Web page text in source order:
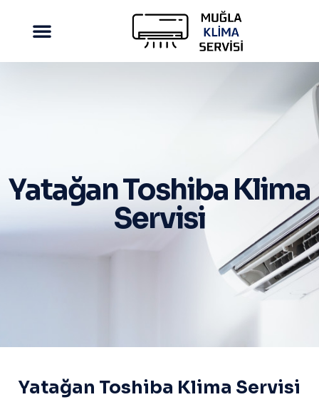
Yatağan Toshiba Klima
Servisi
Yatağan Toshiba Klima Servisi